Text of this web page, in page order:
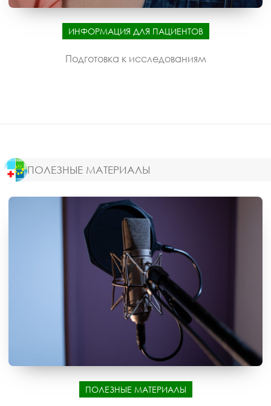
ИНФОРМАЦИЯ ДЛЯ ПАЦИЕНТОВ
Подготовка к исследованиям
ПОЛЕЗНЫЕ МАТЕРИАЛЫ
ПОЛЕЗНЫЕ МАТЕРИАЛЫ